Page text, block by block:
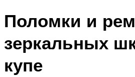
Поломки и
зеркальных
купе